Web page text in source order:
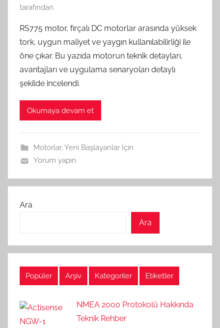
tarafından
RS775 motor, fırçalı DC motorlar arasında yüksek
tork, uygun maliyet ve yaygın kullanılabilirliği ile
öne çıkar. Bu yazıda motorun teknik detayları,
avantajları ve uygulama senaryoları detaylı
şekilde incelendi.
Okumaya devam et
Motorlar,Yeni Başlayanlar İçin
Yorum yapın
Ara
Ara
Popüler Arşiv Kategoriler Etiketler
NMEA 2000 Protokolü Hakkında
Teknik Rehber